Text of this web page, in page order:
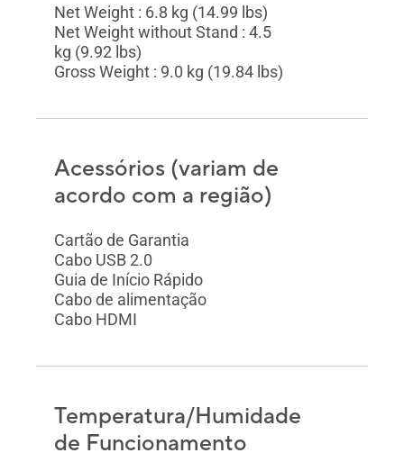
Net Weight : 6.8 kg (14.99 lbs)
Net Weight without Stand : 4.5
kg (9.92 lbs)
Gross Weight : 9.0 kg (19.84 lbs)
Acessórios (variam de
acordo com a região)
Cartão de Garantia
Cabo USB 2.0
Guia de Início Rápido
Cabo de alimentação
Cabo HDMI
Temperatura/Humidade
de Funcionamento